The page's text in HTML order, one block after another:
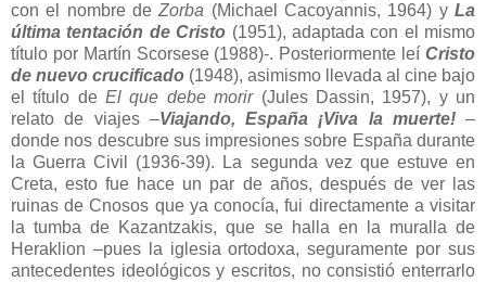
con el nombre deZorba (Michael Cacoyannis, 1964) yLa
última tentación de Cristo (1951), adaptada con el mismo
título por Martín Scorsese (1988)-. Posteriormente leí Cristo
de nuevo crucificado (1948), asimismo llevada al cine bajo
el título deEl que debe morir(Jules Dassin, 1957), y un
relato de viajes –Viajando, España ¡Viva la muerte!–
donde nos descubre sus impresiones sobre España durante
la Guerra Civil (1936-39). La segunda vez que estuve en
Creta, esto fue hace un par de años, después de ver las
ruinas de Cnosos que ya conocía, fui directamente a visitar
la tumba de Kazantzakis, que se halla en la muralla de
Heraklion –pues la iglesia ortodoxa, seguramente por sus
antecedentes ideológicos y escritos, no consistió enterrarlo